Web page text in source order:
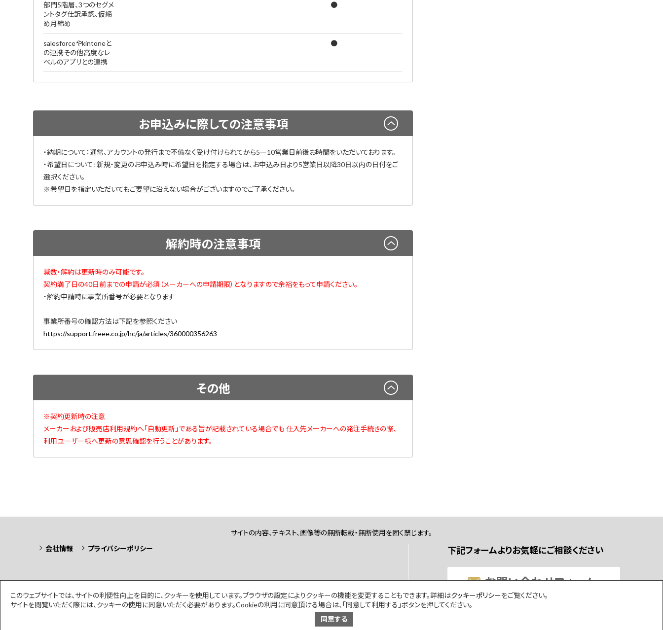
部門5階層、3つのセグメ
ントタグ仕訳承認、仮締
め月締め
●
salesforceやkintoneと
の連携その他高度なレ
ベルのアプリとの連携
●
お申込みに際しての注意事項
・納期について：通常、アカウントの発行まで不備なく受け付けられてから5ー10営業日前後お時間をいただいております。
・希望日について: 新規・変更のお申込み時に希望日を指定する場合は、お申込み日より5営業日以降30日以内の日付をご
選択ください。
※希望日を指定いただいてもご要望に沿えない場合がございますのでご了承ください。
解約時の注意事項
減数・解約は更新時のみ可能です。
契約満了日の40日前までの申請が必須（メーカーへの申請期限）となりますので余裕をもって申請ください。
・解約申請時に事業所番号が必要となります
事業所番号の確認方法は下記を参照ください
https://support.freee.co.jp/hc/ja/articles/360000356263
その他
※契約更新時の注意
メーカーおよび販売店利用規約へ「自動更新」である旨が記載されている場合でも 仕入先メーカーへの発注手続きの際、
利用ユーザー様へ更新の意思確認を行うことがあります。
このウェブサイトでは、サイトの利便性向上を目的に、クッキーを使用しています。ブラウザの設定によりクッキーの機能を変更することもできます。詳細はクッキーポリシーをご覧ください。
サイトを閲覧いただく際には、クッキーの使用に同意いただく必要があります。Cookieの利用に同意頂ける場合は、「同意して利用する」ボタンを押してください。
同意する
サイトの内容、テキスト、画像等の無断転載・無断使用を固く禁じます。
下記フォームよりお気軽にご相談ください
お問い合わせフォーム
会社情報 プライバシーポリシー
Copyright© UserSide Inc. All Rights Reserved.